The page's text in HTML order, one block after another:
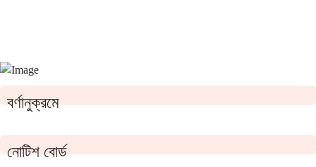
বর্ণানুক্রমে
নোটিশ বোর্ড